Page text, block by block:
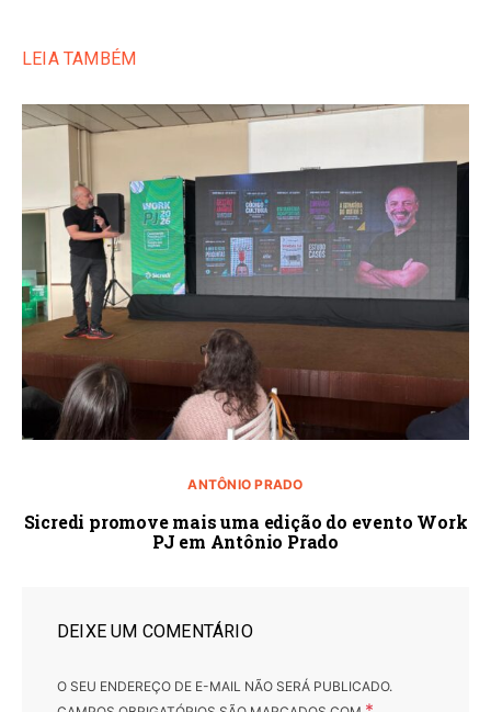
LEIA TAMBÉM
ANTÔNIO PRADO
Sicredi promove mais uma edição do evento Work
PJ em Antônio Prado
DEIXE UM COMENTÁRIO
O SEU ENDEREÇO DE E-MAIL NÃO SERÁ PUBLICADO.